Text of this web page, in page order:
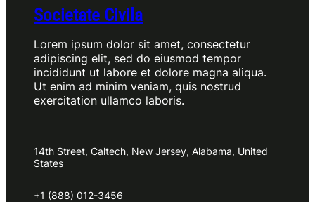
Societate Civila
Lorem ipsum dolor sit amet, consectetur
adipiscing elit, sed do eiusmod tempor
incididunt ut labore et dolore magna aliqua.
Ut enim ad minim veniam, quis nostrud
exercitation ullamco laboris.
14th Street, Caltech, New Jersey, Alabama, United
States
+1 (888) 012-3456